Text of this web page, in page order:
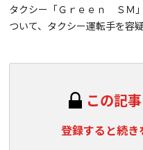
タクシー「Ｇｒｅｅｎ ＳＭ
ついて、タクシー運転手を容
この記
登録すると続